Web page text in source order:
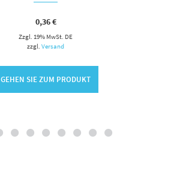
0,36€
Zzgl. 19% MwSt. DE
zzgl.Versand
GEHEN SIE ZUM PRODUKT